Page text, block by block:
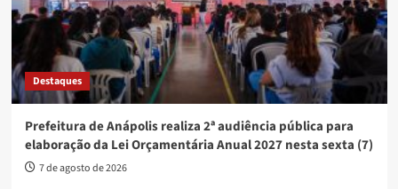
Destaques
Prefeitura de Anápolis realiza 2ª audiência pública para
elaboração da Lei Orçamentária Anual 2027 nesta sexta (7)
7 de agosto de 2026